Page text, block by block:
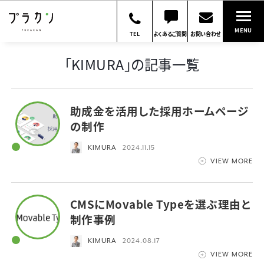
TEL よくあるご質問 お問い合わせ MENU
「KIMURA」の記事一覧
助成金を活用した採用ホームページ
の制作
KIMURA
2024.11.15
VIEW MORE
CMSにMovable Typeを選ぶ理由と
制作事例
KIMURA
2024.08.17
VIEW MORE